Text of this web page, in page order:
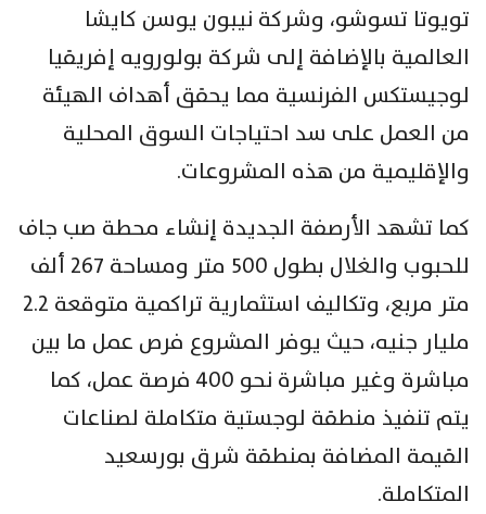
تويوتا تسوشو، وشركة نيبون يوسن كايشا
العالمية بالإضافة إلى شركة بولورويه إفريقيا
لوجيستكس الفرنسية مما يحقق أهداف الهيئة
من العمل على سد احتياجات السوق المحلية
والإقليمية من هذه المشروعات.
كما تشهد الأرصفة الجديدة إنشاء محطة صب جاف
للحبوب والغلال بطول ٥٠٠ متر ومساحة ٢٦٧ ألف
متر مربع، وتكاليف استثمارية تراكمية متوقعة ٢.٢
مليار جنيه، حيث يوفر المشروع فرص عمل ما بين
مباشرة وغير مباشرة نحو ٤٠٠ فرصة عمل، كما
يتم تنفيذ منطقة لوجستية متكاملة لصناعات
القيمة المضافة بمنطقة شرق بورسعيد
المتكاملة.